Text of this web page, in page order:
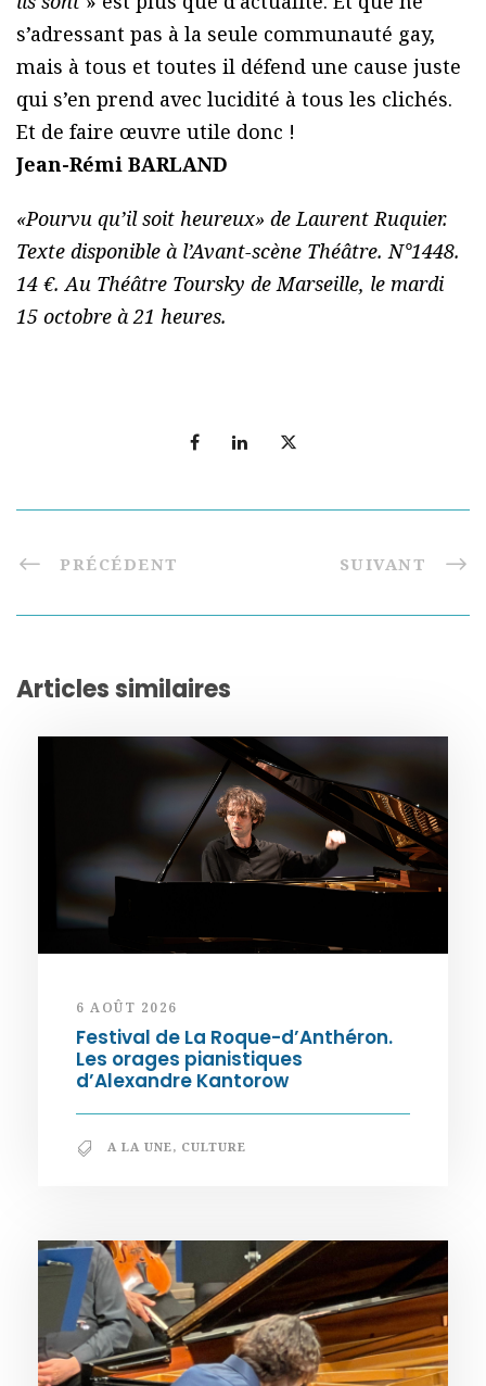
s’adressant pas à la seule communauté gay,
mais à tous et toutes il défend une cause juste
qui s’en prend avec lucidité à tous les clichés.
Et de faire œuvre utile donc !
Jean-Rémi BARLAND
«Pourvu qu’il soit heureux» de Laurent Ruquier.
Texte disponible à l’Avant-scène Théâtre. N°1448.
14 €. Au Théâtre Toursky de Marseille, le mardi
15 octobre à 21 heures.
PRÉCÉDENT SUIVANT
Articles similaires
6 AOÛT 2026
Festival de La Roque-d’Anthéron.
Les orages pianistiques
d’Alexandre Kantorow
A LA UNE, CULTURE